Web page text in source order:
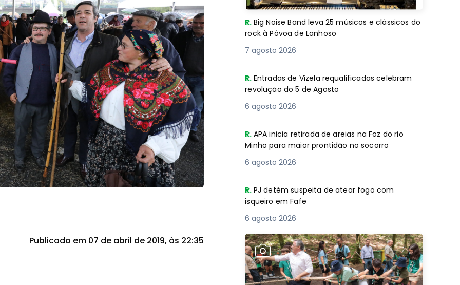
Publicado em 07 de abril de 2019, às 22:35
R. Big Noise Band leva 25 músicos e clássicos do
rock à Póvoa de Lanhoso
7 agosto 2026
R. Entradas de Vizela requalificadas celebram
revolução do 5 de Agosto
6 agosto 2026
R. APA inicia retirada de areias na Foz do rio
Minho para maior prontidão no socorro
6 agosto 2026
R. PJ detém suspeita de atear fogo com
isqueiro em Fafe
6 agosto 2026